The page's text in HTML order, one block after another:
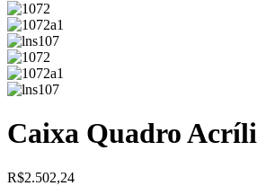
Caixa Quadro
R$2.502,24